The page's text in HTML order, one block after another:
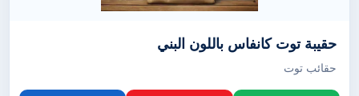
حقيبة توت كانفاس باللون البني
حقائب توت